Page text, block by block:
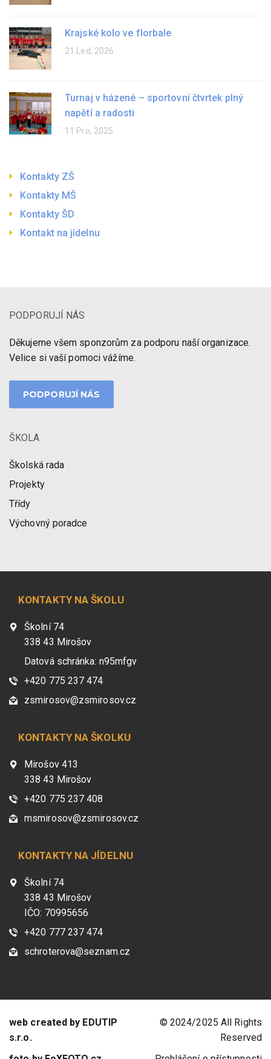
Krajské kolo ve florbale
21 Led, 2026
Turnaj v házené – sportovní čtvrtek plný
napětí a radosti
11 Pro, 2025
Kontakty ZŠ
Kontakty MŠ
Kontakty ŠD
Kontakt na jídelnu
PODPORUJÍ NÁS
Děkujeme všem sponzorům za podporu naší organizace.
Velice si vaší pomoci vážíme.
PODPORUJÍ NÁS
ŠKOLA
Školská rada
Projekty
Třídy
Výchovný poradce
KONTAKTY NA ŠKOLU
Školní 74
338 43 Mirošov
Datová schránka: n95mfgv
+420 775 237 474
zsmirosov@zsmirosov.cz
KONTAKTY NA ŠKOLKU
Mirošov 413
338 43 Mirošov
+420 775 237 408
msmirosov@zsmirosov.cz
KONTAKTY NA JÍDELNU
Školní 74
338 43 Mirošov
IČO: 70995656
+420 777 237 474
schroterova@seznam.cz
web created by EDUTIP
s.r.o.
© 2024/2025 All Rights
Reserved